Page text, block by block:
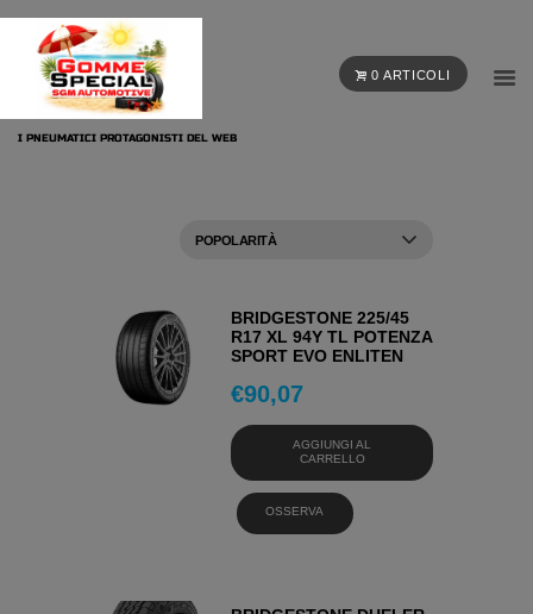
0 ARTICOLI
I PNEUMATICI PROTAGONISTI DEL WEB
BRIDGESTONE 225/45
R17 XL 94Y TL POTENZA
SPORT EVO ENLITEN
€90,07
AGGIUNGI AL
CARRELLO
OSSERVA